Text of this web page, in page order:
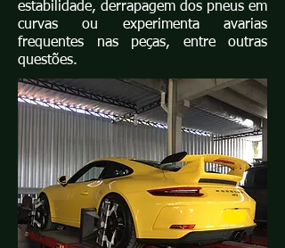
estabilidade, derrapagem dos pneus em
curvas ou experimenta avarias
frequentes nas peças, entre outras
questões.